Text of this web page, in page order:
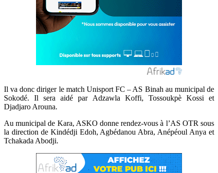
Il va donc diriger le match Unisport FC – AS Binah au municipal de
Sokodé. Il sera aidé par Adzawla Koffi, Tossoukpè Kossi et
Djadjaro Arouna.
Au municipal de Kara, ASKO donne rendez-vous à l’AS OTR sous
la direction de Kindédji Edoh, Agbédanou Abra, Anépéoul Anya et
Tchakada Abodji.